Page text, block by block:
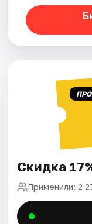
Скидка
Применили: 2